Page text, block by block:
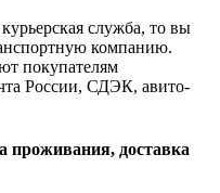
служба, то вы
компанию.
покупателям
России, СДЭК, авито-
проживания, доставка